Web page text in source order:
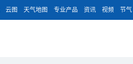
云图 天气地图 专业产品 资讯 视频 节气